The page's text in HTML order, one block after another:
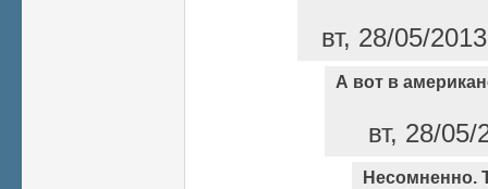
вт, 28/05/
А вот в
вт, 28/
Несомненно.